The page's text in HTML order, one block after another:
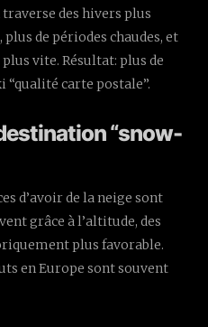
des hivers plus
de périodes chaudes, et
vite. Résultat: plus de
carte postale”.
“snow-
d’avoir de la neige sont
grâce à l’altitude, des
plus favorable.
en Europe sont souvent